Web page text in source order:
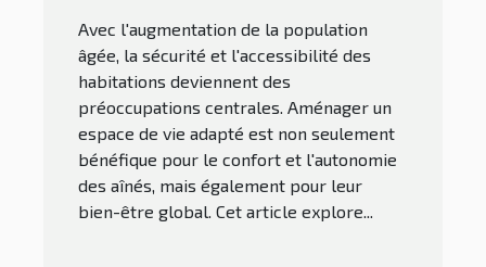
Avec l'augmentation de la population
âgée, la sécurité et l'accessibilité des
habitations deviennent des
préoccupations centrales. Aménager un
espace de vie adapté est non seulement
bénéfique pour le confort et l'autonomie
des aînés, mais également pour leur
bien-être global. Cet article explore...